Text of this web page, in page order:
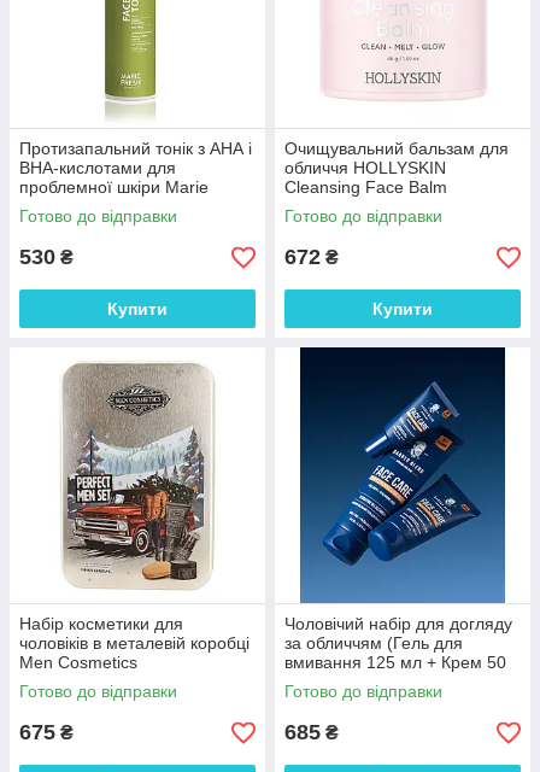
Протизапальний тонік з АНА і
ВНА-кислотами для
проблемної шкіри Marie
Fresh Cosmetics 150 мл
Готово до відправки
530 ₴
Купити
Очищувальний бальзам для
обличчя HOLLYSKIN
Cleansing Face Balm
Готово до відправки
672 ₴
Купити
Набір косметики для
чоловіків в металевій коробці
Men Cosmetics
Готово до відправки
675 ₴
Чоловічий набір для догляду
за обличчям (Гель для
вмивання 125 мл + Крем 50
мл + Крем під очі 15 мл
Barber Blend
Готово до відправки
685 ₴